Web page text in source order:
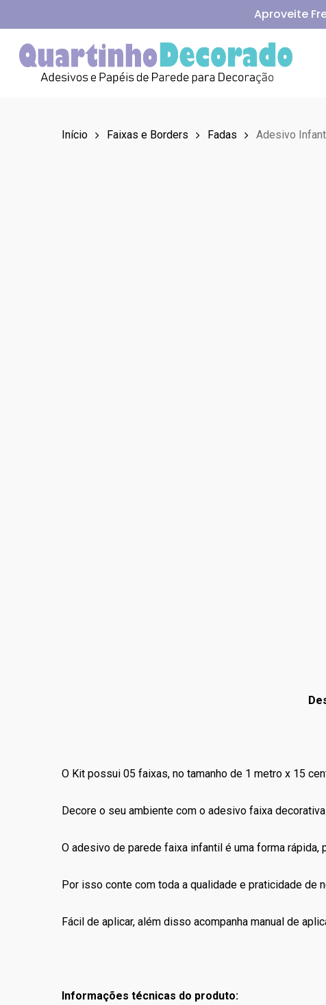
to
main
content
Aproveite
Início Faixas e Borders Fadas Adesivo
O Kit possui 05 faixas, no tamanho de 1 metro x 15
Decore o seu ambiente com o adesivo faixa
O adesivo de parede faixa infantil é uma forma rápida,
Por isso conte com toda a qualidade e praticidade de
Fácil de aplicar, além disso acompanha manual de
Informações técnicas do produto: